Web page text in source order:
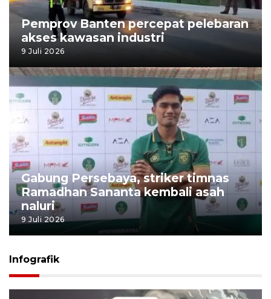
Pemprov Banten percepat pelebaran
akses kawasan industri
9 Juli 2026
Gabung Persebaya, striker timnas
Ramadhan Sananta kembali asah
naluri
9 Juli 2026
Infografik